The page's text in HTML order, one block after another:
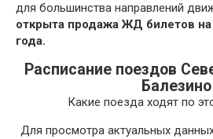
для большинства направлений
открыта продажа ЖД билетов на
года.
Расписание поездов
Балезино
Какие поезда ходят по
Для просмотра актуальных